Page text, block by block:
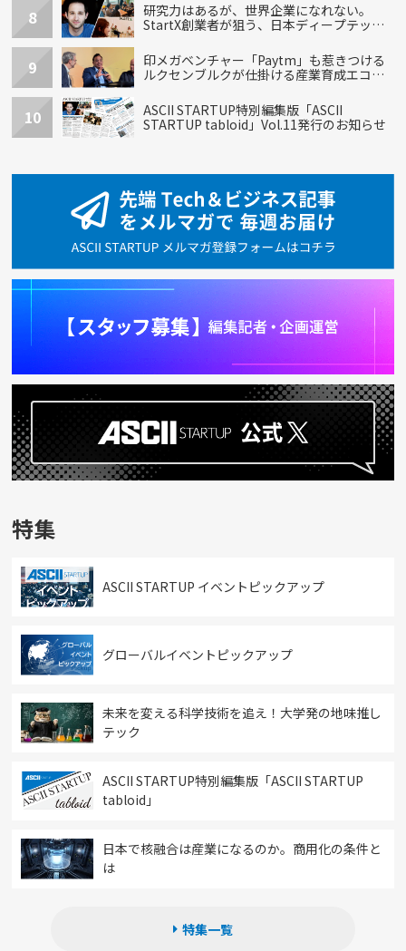
8
研究力はあるが、世界企業になれない。
StartX創業者が狙う、日本ディープテック
9
印メガベンチャー「Paytm」も惹きつける
ルクセンブルクが仕掛ける産業育成エコシ
10
ASCII STARTUP特別編集版「ASCII
STARTUP tabloid」Vol.11発行のお知らせ
特集
ASCII STARTUP イベントピックアップ
グローバルイベントピックアップ
未来を変える科学技術を追え！大学発の地味推し
テック
ASCII STARTUP特別編集版「ASCII STARTUP
tabloid」
日本で核融合は産業になるのか。商用化の条件と
は
特集一覧